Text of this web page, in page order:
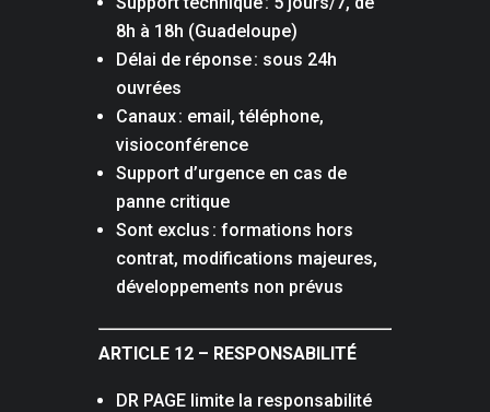
8h à 18h (Guadeloupe)
Délai de réponse : sous 24h
ouvrées
Canaux : email, téléphone,
visioconférence
Support d’urgence en cas de
panne critique
Sont exclus : formations hors
contrat, modifications majeures,
développements non prévus
ARTICLE 12 – RESPONSABILITÉ
DR PAGE limite la responsabilité